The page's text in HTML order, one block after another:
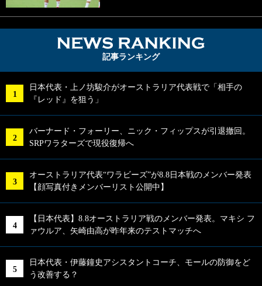
記事ランキング
日本代表・上ノ坊駿介がオーストラリア代表戦で「相手の
『レッド』を狙う」
バーナード・フォーリー、ニック・フィップスが引退撤回。
SRPワラターズで現役復帰へ
オーストラリア代表“ワラビーズ”が8.8日本戦のメンバー発表
【顔写真付きメンバーリスト公開中】
【日本代表】8.8オーストラリア戦のメンバー発表。マキシ フ
ァウルア、矢崎由高が昨年来のテストマッチへ
日本代表・伊藤鐘史アシスタントコーチ、モールの防御をど
う改善する？